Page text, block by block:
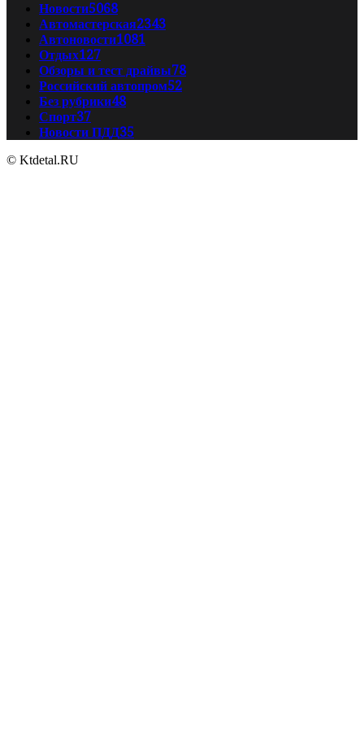
Новости5068
Автомастерская2343
Автоновости1081
Отдых127
Обзоры и тест драйвы78
Российский автопром52
Без рубрики48
Спорт37
Новости ПДД35
© Ktdetal.RU